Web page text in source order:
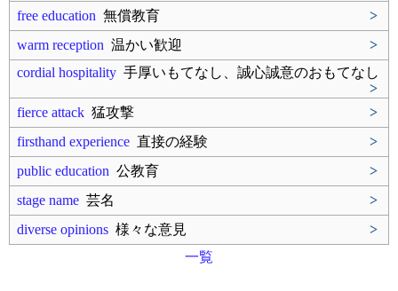
free education 無償教育
>
warm reception 温かい歓迎
>
cordial hospitality 手厚いもてなし、誠心誠意のおもてなし
>
fierce attack 猛攻撃
>
firsthand experience 直接の経験
>
public education 公教育
>
stage name 芸名
>
diverse opinions 様々な意見
>
一覧